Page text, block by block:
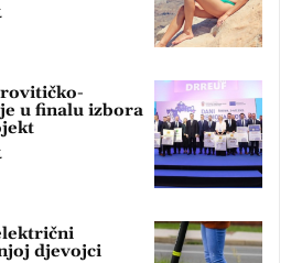
u finalu izbora
djevojci